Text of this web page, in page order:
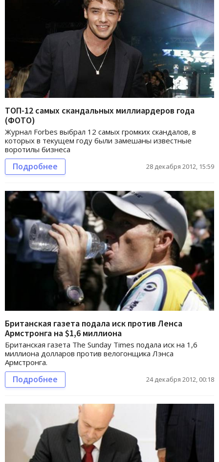
ТОП-12 самых скандальных миллиардеров года
(ФОТО)
Журнал Forbes выбрал 12 самых громких скандалов, в
которых в текущем году были замешаны известные
воротилы бизнеса
Подробнее 28 декабря 2012, 15:59
Британская газета подала иск против Ленса
Армстронга на $1,6 миллиона
Британская газета The Sunday Times подала иск на 1,6
миллиона долларов против велогонщика Лэнса
Армстронга.
Подробнее 24 декабря 2012, 00:18